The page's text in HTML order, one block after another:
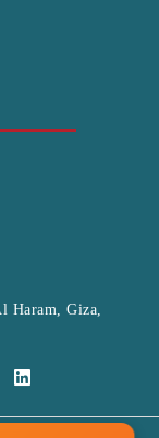
Haram, Giza,